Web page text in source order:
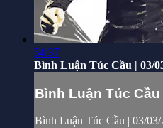
54:37
Bình Luận Túc Cầu | 03/
Bình Luận Túc Cầu
Bình Luận Túc Cầu | 03/03/